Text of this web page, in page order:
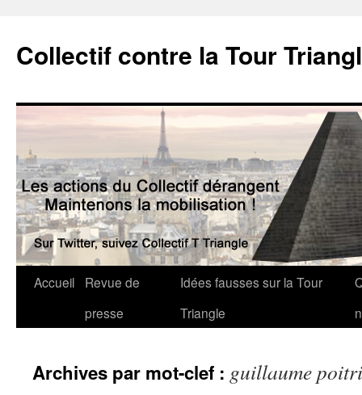
Collectif contre la Tour
Accueil
Revue de
presse
Idées fausses sur la Tour
Triangle
Archives par mot-clef : guillaume